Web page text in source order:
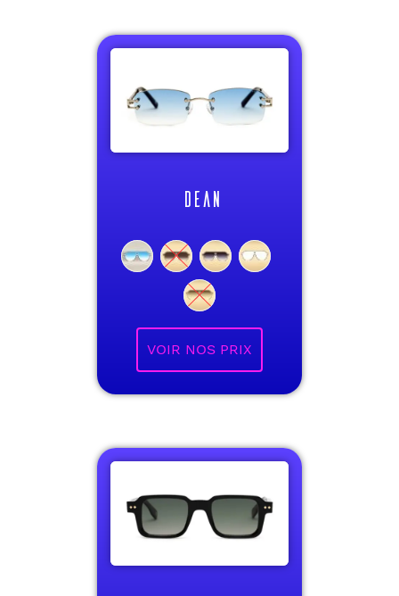
DEAN
VOIR NOS PRIX